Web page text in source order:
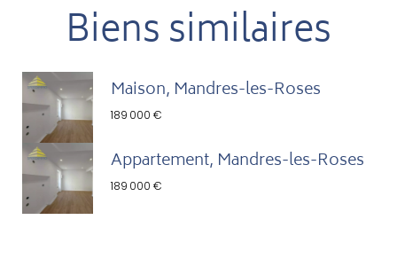
Biens similaires
Maison, Mandres-les-Roses
189 000 €
Appartement, Mandres-les-Roses
189 000 €